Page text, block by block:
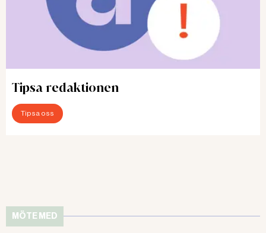
Tipsa redaktionen
Tipsa oss
MÖTE MED